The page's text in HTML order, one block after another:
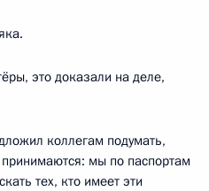
это доказали на деле,
коллегам подумать,
мы по паспортам
тех, кто имеет эти